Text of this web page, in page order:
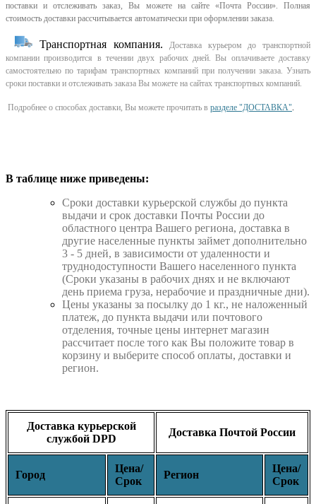
поставки и отслеживать заказ, Вы можете на сайте «Почта России». Полная
стоимость доставки рассчитывается автоматически при оформлении заказа.
Транспортная компания.
Доставка курьером до транспортной
компании производится в течении двух рабочих дней. Вы оплачиваете доставку
самостоятельно по тарифам транспортных компаний при получении заказа. Узнать
сроки поставки и отслеживать заказа Вы можете на сайтах транспортных компаний.
Подробнее о способах доставки, Вы можете прочитать в разделе "ДОСТАВКА".
В таблице ниже приведены:
Cроки доставки курьерской службы до пункта
выдачи и срок доставки Почты России до
областного центра Вашего региона, доставка в
другие населенные пункты займет дополнительно
3 - 5 дней, в зависимости от удаленности и
труднодоступности Вашего населенного пункта
(Сроки указаны в рабочих днях и не включают
день приема груза, нерабочие и праздничные дни).
Цены указаны за посылку до 1 кг., не наложенный
платеж, до пункта выдачи или почтового
отделения, точные цены интернет магазин
рассчитает после того как Вы положите товар в
корзину и выберите способ оплаты, доставки и
регион.
Доставка курьерской
службой DPD
Доставка Почтой России
Город
Цена/
Срок
Регион
Цена/
Срок